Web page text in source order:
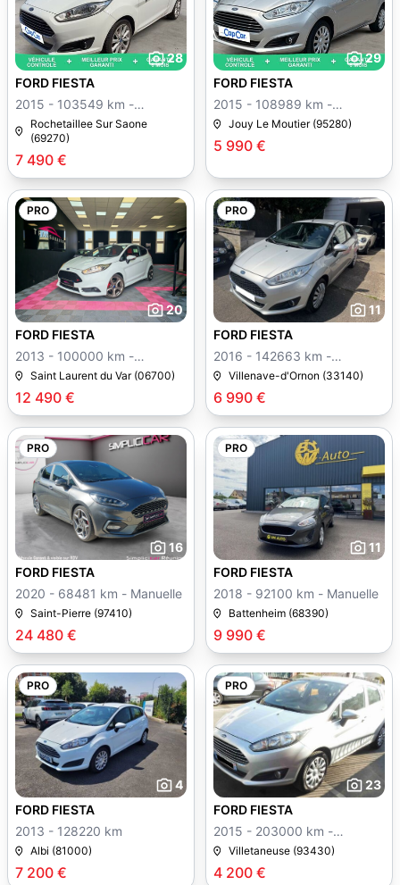
28
7 490 €
FORD FIESTA
2015 - 103549 km -
Manuelle
Rochetaillee Sur Saone
(69270)
29
5 990 €
FORD FIESTA
2015 - 108989 km -
Manuelle
Jouy Le Moutier (95280)
PRO
20
12 490 €
FORD FIESTA
2013 - 100000 km -
Manuelle
Saint Laurent du Var (06700)
PRO
11
6 990 €
FORD FIESTA
2016 - 142663 km -
Manuelle
Villenave-d'Ornon (33140)
PRO
16
24 480 €
FORD FIESTA
2020 - 68481 km - Manuelle
Saint-Pierre (97410)
PRO
11
9 990 €
FORD FIESTA
2018 - 92100 km - Manuelle
Battenheim (68390)
PRO
4
7 200 €
FORD FIESTA
2013 - 128220 km
Albi (81000)
PRO
23
4 200 €
FORD FIESTA
2015 - 203000 km -
Manuelle
Villetaneuse (93430)